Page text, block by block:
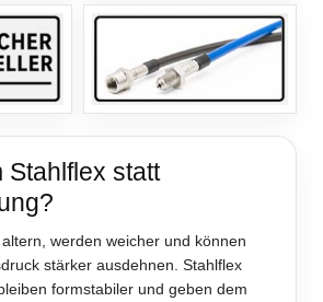
Stahlflex statt
werden weicher und können
stärker ausdehnen. Stahlflex
formstabiler und geben dem